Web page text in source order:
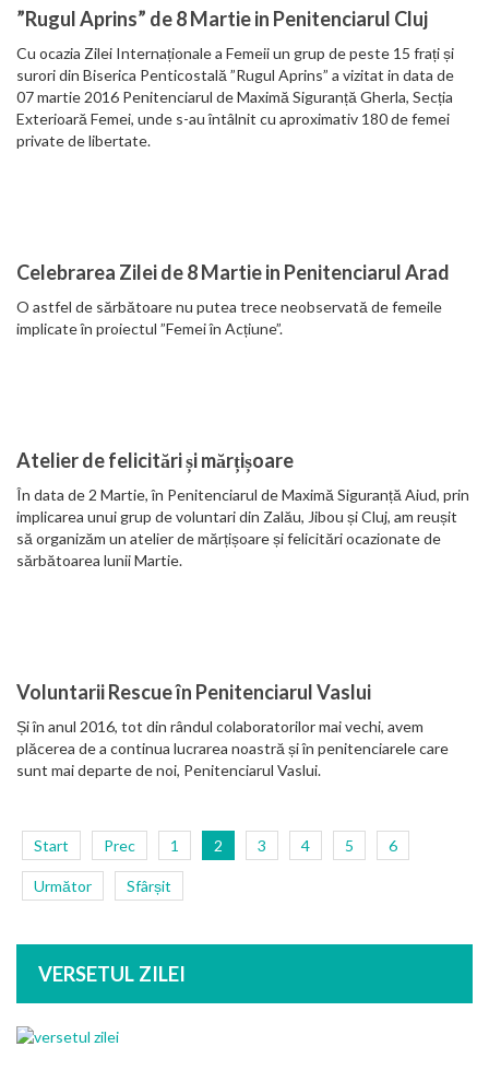
”Rugul Aprins” de 8 Martie in Penitenciarul Cluj
Cu ocazia Zilei Internaționale a Femeii un grup de peste 15 frați și
surori din Biserica Penticostală ”Rugul Aprins” a vizitat in data de
07 martie 2016 Penitenciarul de Maximă Siguranță Gherla, Secția
Exterioară Femei, unde s-au întâlnit cu aproximativ 180 de femei
private de libertate.
Celebrarea Zilei de 8 Martie in Penitenciarul Arad
O astfel de sărbătoare nu putea trece neobservată de femeile
implicate în proiectul ”Femei în Acțiune”.
Atelier de felicitări și mărțișoare
În data de 2 Martie, în Penitenciarul de Maximă Siguranță Aiud, prin
implicarea unui grup de voluntari din Zalău, Jibou și Cluj, am reușit
să organizăm un atelier de mărțișoare și felicitări ocazionate de
sărbătoarea lunii Martie.
Voluntarii Rescue în Penitenciarul Vaslui
Și în anul 2016, tot din rândul colaboratorilor mai vechi, avem
plăcerea de a continua lucrarea noastră și în penitenciarele care
sunt mai departe de noi, Penitenciarul Vaslui.
Start Prec 1 2 3 4 5 6
Următor Sfârșit
VERSETUL ZILEI